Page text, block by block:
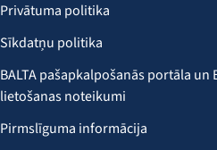
Privātuma politika
Sīkdatņu politika
BALTA pašapkalpošanās portāla un
lietošanas noteikumi
Pirmslīguma informācija